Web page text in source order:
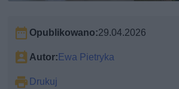
Opublikowano:29.04.2026
Autor: Ewa Pietryka
Drukuj